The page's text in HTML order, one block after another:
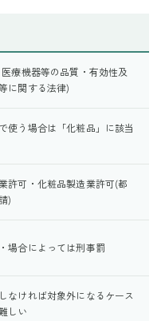
療機器等の品質・有効性及
に関する法律)
使う場合は「化粧品」に該当
許可・化粧品製造業許可(都
)
場合によっては刑事罰
なければ対象外になるケース
しい